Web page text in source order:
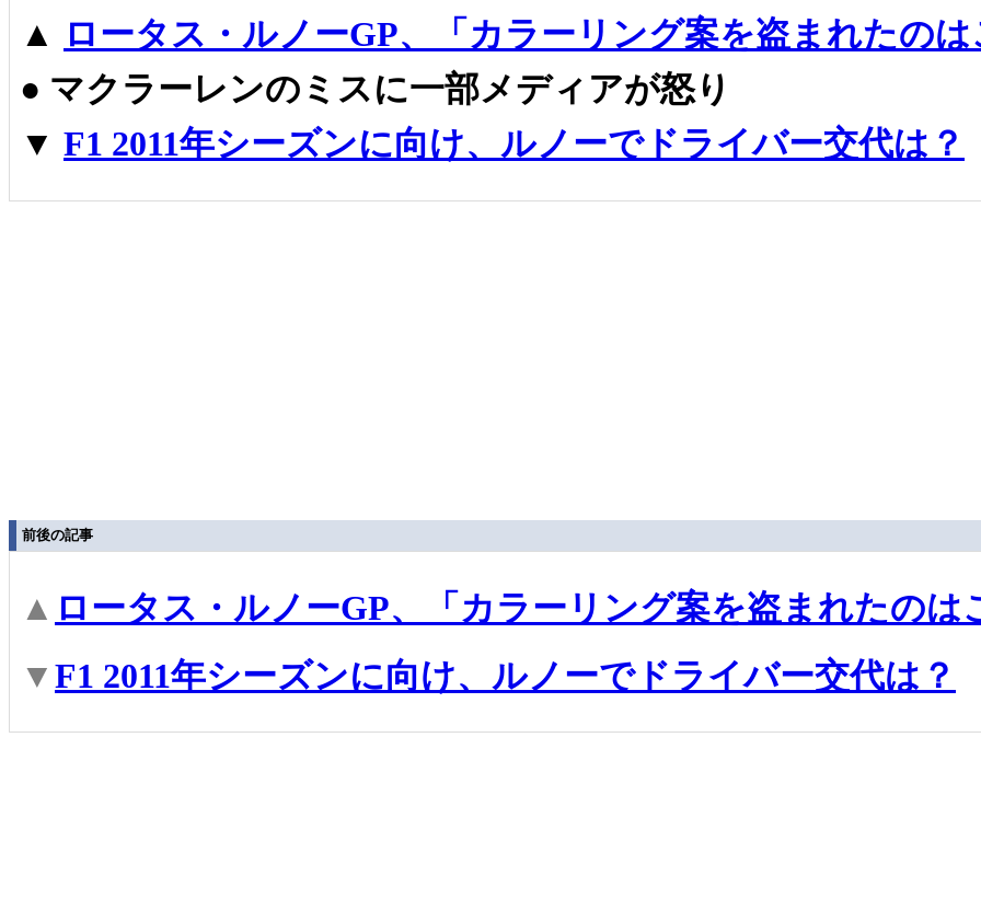
▲ ロータス・ルノーGP、「カラーリング案を盗まれたのは
● マクラーレンのミスに一部メディアが怒り
▼ F1 2011年シーズンに向け、ルノーでドライバー交代は？
前後の記事
▲ ロータス・ルノーGP、「カラーリング案を盗まれたのは
▼F1 2011年シーズンに向け、ルノーでドライバー交代は？